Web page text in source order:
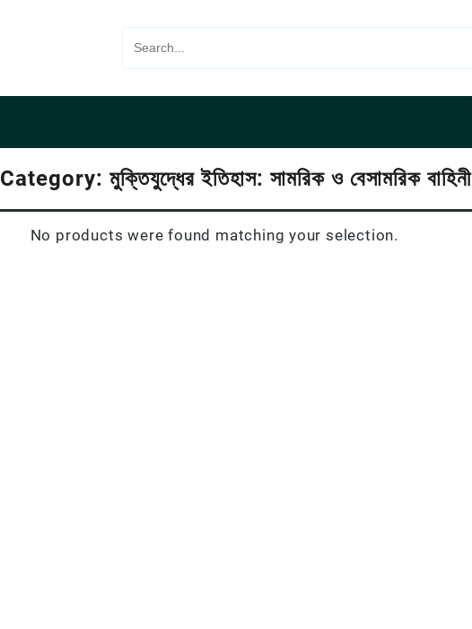
Category: মুক্তিযুদ্ধের ইতিহাস: সামরিক ও বেসামরিক বাহিনী
No products were found matching your selection.